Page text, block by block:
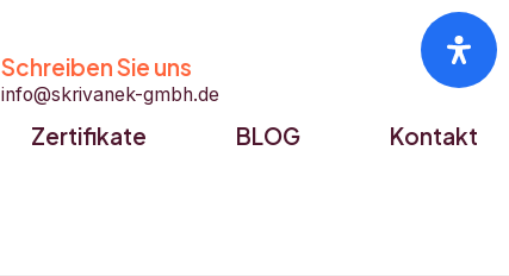
Schreiben Sie uns
info@skrivanek-gmbh.de
Zertifikate BLOG
Kontakt